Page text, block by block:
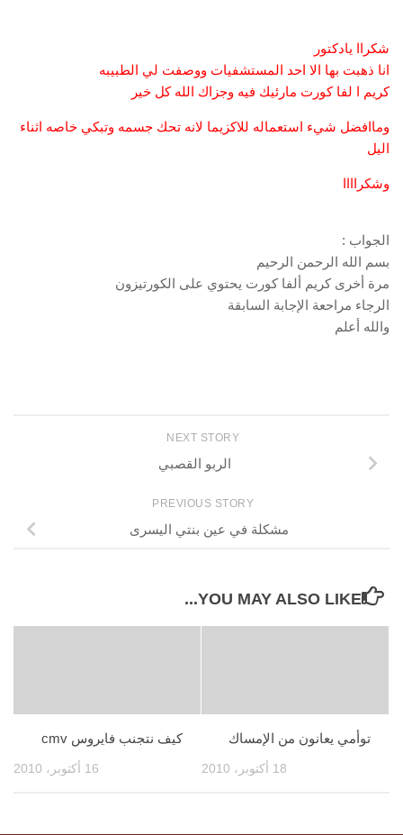
شكراا يادكتور
انا ذهبت بها الا احد المستشفيات ووصفت لي الطبيبه
كريم ا لفا كورت مارئيك فيه وجزاك الله كل خير
وماافضل شيء استعماله للاكزيما لانه تحك جسمه وتبكي خاصه اثناء
اليل
وشكراااا
الجواب :
بسم الله الرحمن الرحيم
مرة أخرى كريم ألفا كورت يحتوي على الكورتيزون
الرجاء مراحعة الإجابة السابقة
والله أعلم
NEXT STORY
الربو القصبي
PREVIOUS STORY
مشكلة في عين بنتي اليسرى
YOU MAY ALSO LIKE...
كيف نتجنب فايروس cmv
16 أكتوبر، 2010
توأمي يعانون من الإمساك
18 أكتوبر، 2010